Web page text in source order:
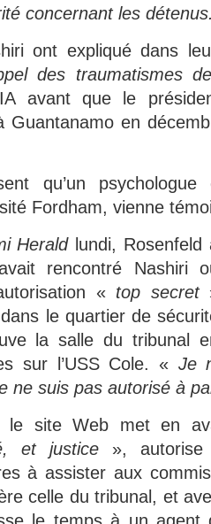
concernant les
ont expliqué dans
des traumatismes
avant que le
en
qu’un
Fordham, vienne
Heraldlundi, Rosenfeld
rencontré Nashiri
« top secret
le quartier de
la salle du tribunal
sur l’USS Cole. « Je
ne suis pas autorisé à
le site Web met en
et justice »,
à assister aux
celle du tribunal, et